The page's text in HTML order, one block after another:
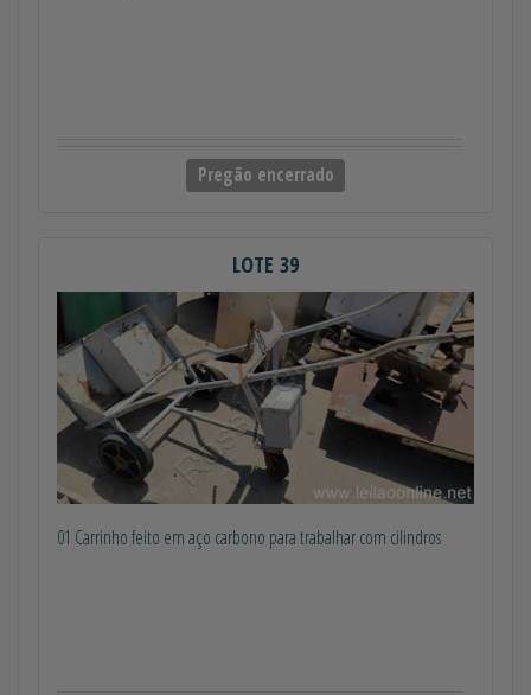
Pregão encerrado
LOTE 39
01 Carrinho feito em aço carbono para trabalhar com cilindros